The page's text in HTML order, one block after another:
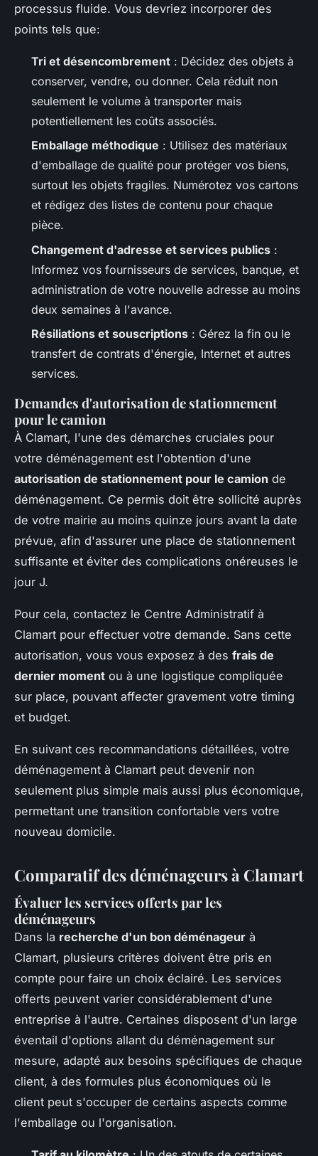
processus fluide. Vous devriez incorporer des
points tels que:
Tri et désencombrement : Décidez des objets à
conserver, vendre, ou donner. Cela réduit non
seulement le volume à transporter mais
potentiellement les coûts associés.
Emballage méthodique : Utilisez des matériaux
d'emballage de qualité pour protéger vos biens,
surtout les objets fragiles. Numérotez vos cartons
et rédigez des listes de contenu pour chaque
pièce.
Changement d'adresse et services publics :
Informez vos fournisseurs de services, banque, et
administration de votre nouvelle adresse au moins
deux semaines à l'avance.
Résiliations et souscriptions : Gérez la fin ou le
transfert de contrats d'énergie, Internet et autres
services.
Demandes d'autorisation de stationnement
pour le camion
À Clamart, l'une des démarches cruciales pour
votre déménagement est l'obtention d'une
autorisation de stationnement pour le camion de
déménagement. Ce permis doit être sollicité auprès
de votre mairie au moins quinze jours avant la date
prévue, afin d'assurer une place de stationnement
suffisante et éviter des complications onéreuses le
jour J.
Pour cela, contactez le Centre Administratif à
Clamart pour effectuer votre demande. Sans cette
autorisation, vous vous exposez à des frais de
dernier moment ou à une logistique compliquée
sur place, pouvant affecter gravement votre timing
et budget.
En suivant ces recommandations détaillées, votre
déménagement à Clamart peut devenir non
seulement plus simple mais aussi plus économique,
permettant une transition confortable vers votre
nouveau domicile.
Comparatif des déménageurs à Clamart
Évaluer les services offerts par les
déménageurs
Dans la recherche d'un bon déménageur à
Clamart, plusieurs critères doivent être pris en
compte pour faire un choix éclairé. Les services
offerts peuvent varier considérablement d'une
entreprise à l'autre. Certaines disposent d'un large
éventail d'options allant du déménagement sur
mesure, adapté aux besoins spécifiques de chaque
client, à des formules plus économiques où le
client peut s'occuper de certains aspects comme
l'emballage ou l'organisation.